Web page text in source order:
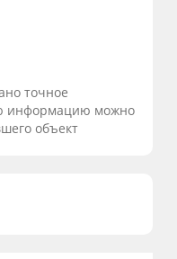
точное
информацию можно
объект